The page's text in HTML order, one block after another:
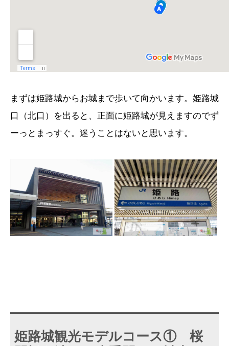
まずは姫路城からお城まで歩いて向かいます。姫路城
口（北口）を出ると、正面に姫路城が見えますのでず
ーっとまっすぐ。迷うことはないと思います。
姫路城観光モデルコース① 桜